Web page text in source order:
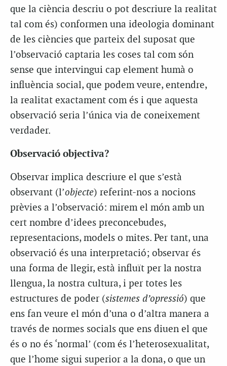
que la ciència descriu o pot descriure la realitat
tal com és) conformen una ideologia dominant
de les ciències que parteix del suposat que
l’observació captaria les coses tal com són
sense que intervingui cap element humà o
influència social, que podem veure, entendre,
la realitat exactament com és i que aquesta
observació seria l’única via de coneixement
verdader.
Observació objectiva?
Observar implica descriure el que s’està
observant (l’objecte) referint-nos a nocions
prèvies a l’observació: mirem el món amb un
cert nombre d’idees preconcebudes,
representacions, models o mites. Per tant, una
observació és una interpretació; observar és
una forma de llegir, està influït per la nostra
llengua, la nostra cultura, i per totes les
estructures de poder (sistemes d’opressió) que
ens fan veure el món d’una o d’altra manera a
través de normes socials que ens diuen el que
és o no és ‘normal’ (com és l’heterosexualitat,
que l’home sigui superior a la dona, o que un